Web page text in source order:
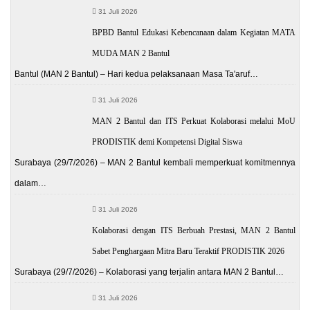
31 Juli 2026
BPBD Bantul Edukasi Kebencanaan dalam Kegiatan MATA
MUDA MAN 2 Bantul
Bantul (MAN 2 Bantul) – Hari kedua pelaksanaan Masa Ta'aruf…
31 Juli 2026
MAN 2 Bantul dan ITS Perkuat Kolaborasi melalui MoU
PRODISTIK demi Kompetensi Digital Siswa
Surabaya (29/7/2026) – MAN 2 Bantul kembali memperkuat komitmennya
dalam…
31 Juli 2026
Kolaborasi dengan ITS Berbuah Prestasi, MAN 2 Bantul
Sabet Penghargaan Mitra Baru Teraktif PRODISTIK 2026
Surabaya (29/7/2026) – Kolaborasi yang terjalin antara MAN 2 Bantul…
31 Juli 2026